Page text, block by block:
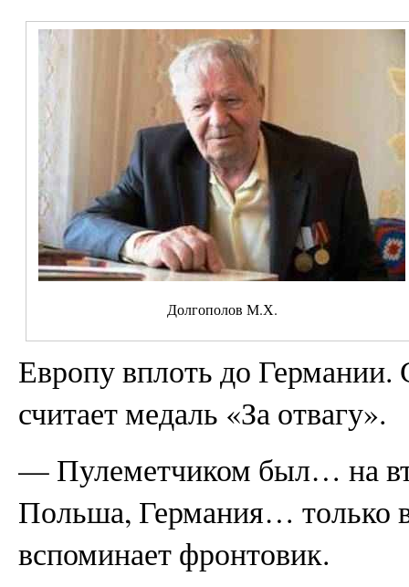
Долгополов М.Х.
Европу вплоть до Германии.
считает медаль «За отвагу».
— Пулеметчиком был… на
Польша, Германия… только
вспоминает фронтовик.